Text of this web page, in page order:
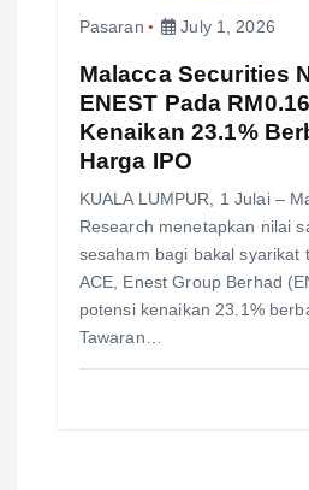
Pasaran July 1, 2026
Malacca Securities
ENEST Pada
Kenaikan 23.1%
Harga IPO
KUALA LUMPUR, 1 Julai –
Research menetapkan nilai
sesaham bagi bakal syarikat
ACE, Enest Group Berhad
potensi kenaikan 23.1%
Tawaran…